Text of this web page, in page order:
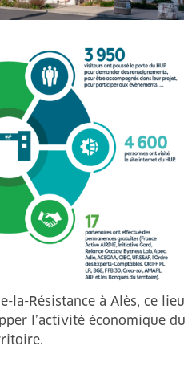
la-Résistance à Alès, ce lieu
l’activité économique du